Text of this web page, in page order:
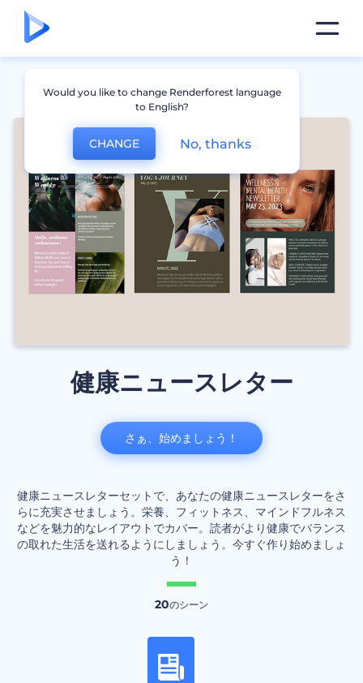
健康ニュースレター
健康ニュースレターセットで、あなたの健康ニュースレターをさ
らに充実させましょう。栄養、フィットネス、マインドフルネス
などを魅力的なレイアウトでカバー。読者がより健康でバランス
の取れた生活を送れるようにしましょう。今すぐ作り始めましょ
う！
20のシーン
さぁ、始めましょう！
Would you like to change Renderforest language
to English?
CHANGE No, thanks